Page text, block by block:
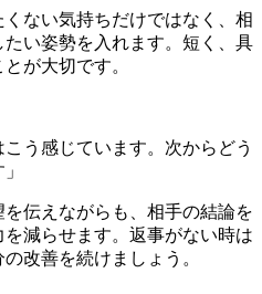
ない気持ちだけではなく、相
い姿勢を入れます。短く、具
が大切です。
こう感じています。次からどう
伝えながらも、相手の結論を
減らせます。返事がない時は
改善を続けましょう。